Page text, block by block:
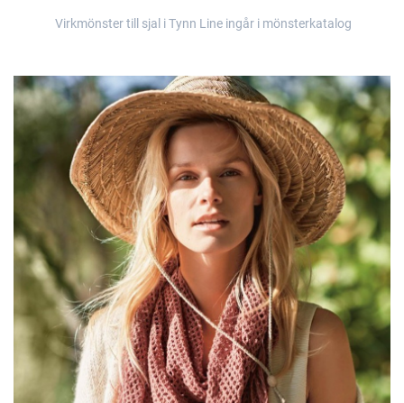
Virkmönster till sjal i Tynn Line ingår i mönsterkatalog